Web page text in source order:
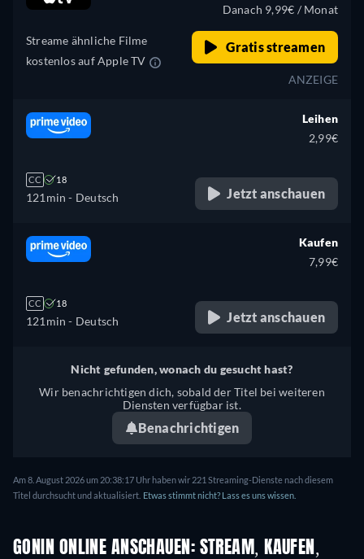
Streame ähnliche Filme
kostenlos auf Apple TV
Danach 9,99€ / Monat
Gratis streamen
ANZEIGE
CC 18
121min - Deutsch
Leihen
2,99€
Jetzt anschauen
CC 18
121min - Deutsch
Kaufen
7,99€
Jetzt anschauen
Nicht gefunden, wonach du gesucht hast?
Wir benachrichtigen dich, sobald der Titel bei weiteren
Diensten verfügbar ist.
Benachrichtigen
Am 8. August 2026 um 20:38:17 Uhr haben wir 221 Streaming-Dienste nach diesem
Titel durchsucht und aktualisiert. Etwas stimmt nicht? Lass es uns wissen.
GONIN ONLINE ANSCHAUEN: STREAM, KAUFEN,